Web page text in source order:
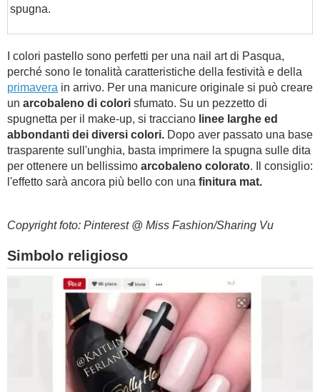
spugna.
I colori pastello sono perfetti per una nail art di Pasqua,
perché sono le tonalità caratteristiche della festività e della
primavera in arrivo. Per una manicure originale si può creare
un arcobaleno di colori sfumato. Su un pezzetto di
spugnetta per il make-up, si tracciano linee larghe ed
abbondanti dei diversi colori. Dopo aver passato una base
trasparente sull'unghia, basta imprimere la spugna sulle dita
per ottenere un bellissimo arcobaleno colorato. Il consiglio:
l'effetto sarà ancora più bello con una finitura mat.
Copyright foto: Pinterest @ Miss Fashion/Sharing Vu
Simbolo religioso